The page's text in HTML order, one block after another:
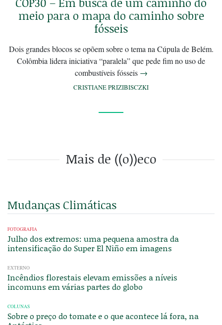
meio para o mapa do caminho sobre
fósseis
Dois grandes blocos se opõem sobre o tema na Cúpula de Belém.
Colômbia lidera iniciativa “paralela” que pede fim no uso de
combustíveis fósseis →
CRISTIANE PRIZIBISCZKI
Mais de ((o))eco
Mudanças Climáticas
FOTOGRAFIA
Julho dos extremos: uma pequena amostra da
intensificação do Super El Niño em imagens
EXTERNO
Incêndios florestais elevam emissões a níveis
incomuns em várias partes do globo
COLUNAS
Sobre o preço do tomate e o que acontece lá fora, na